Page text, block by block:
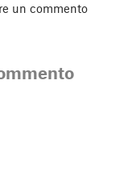
un commento